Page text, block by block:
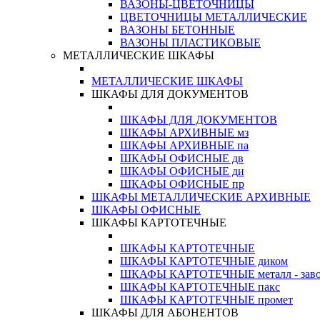
ВАЗОНЫ-ЦВЕТОЧНИЦЫ
ЦВЕТОЧНИЦЫ МЕТАЛЛИЧЕСКИЕ
ВАЗОНЫ БЕТОННЫЕ
ВАЗОНЫ ПЛАСТИКОВЫЕ
МЕТАЛЛИЧЕСКИЕ ШКАФЫ
МЕТАЛЛИЧЕСКИЕ ШКАФЫ
ШКАФЫ ДЛЯ ДОКУМЕНТОВ
ШКАФЫ ДЛЯ ДОКУМЕНТОВ
ШКАФЫ АРХИВНЫЕ мз
ШКАФЫ АРХИВНЫЕ па
ШКАФЫ ОФИСНЫЕ дв
ШКАФЫ ОФИСНЫЕ ди
ШКАФЫ ОФИСНЫЕ пр
ШКАФЫ МЕТАЛЛИЧЕСКИЕ АРХИВНЫЕ
ШКАФЫ ОФИСНЫЕ
ШКАФЫ КАРТОТЕЧНЫЕ
ШКАФЫ КАРТОТЕЧНЫЕ
ШКАФЫ КАРТОТЕЧНЫЕ диком
ШКАФЫ КАРТОТЕЧНЫЕ металл -
ШКАФЫ КАРТОТЕЧНЫЕ пакс
ШКАФЫ КАРТОТЕЧНЫЕ промет
ШКАФЫ ДЛЯ АБОНЕНТОВ